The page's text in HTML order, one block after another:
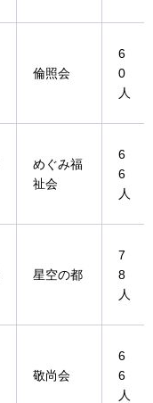
倫照会
6
0
人
めぐみ福
祉会
6
6
人
星空の都
7
8
人
敬尚会
6
6
人